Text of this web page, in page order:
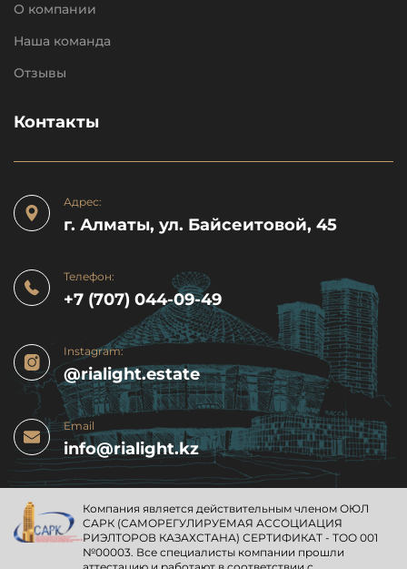
О компании
Наша команда
Отзывы
Контакты
Адрес:
г. Алматы, ул. Байсеитовой, 45
Телефон:
+7 (707) 044-09-49
Instagram:
@rialight.estate
Email
info@rialight.kz
Компания является действительным членом ОЮЛ
CАРК (САМОРЕГУЛИРУЕМАЯ АССОЦИАЦИЯ
РИЭЛТОРОВ КАЗАХСТАНА) СЕРТИФИКАТ - ТОО 001
№00003. Все специалисты компании прошли